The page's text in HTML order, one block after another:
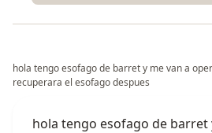
hola tengo esofago de barret y me van a
recuperara el esofago despues
hola tengo esofago de barret